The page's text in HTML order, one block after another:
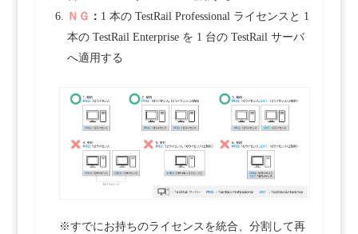
ＮＧ ： 1 本の TestRail Professional ライセンスと 1
本の TestRail Enterprise を 1 台の TestRail サーバ
へ適用する
※すでにお持ちのライセンスを統合、分割して再